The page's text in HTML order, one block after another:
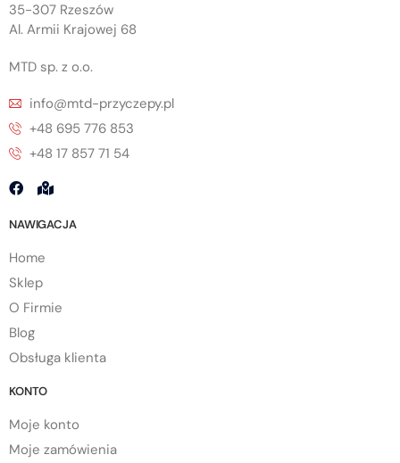
35-307 Rzeszów
Al. Armii Krajowej 68
MTD sp. z o.o.
info@mtd-przyczepy.pl
+48 695 776 853
+48 17 857 71 54
NAWIGACJA
Home
Sklep
O Firmie
Blog
Obsługa klienta
KONTO
Moje konto
Moje zamówienia